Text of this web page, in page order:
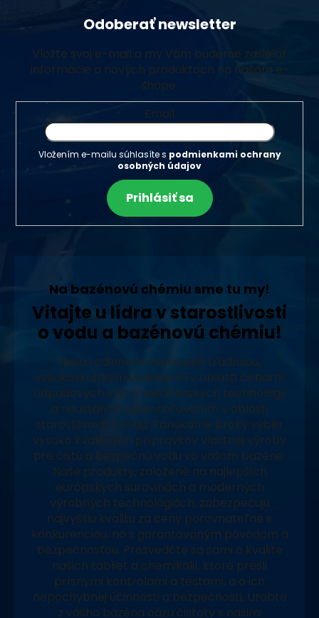
Odoberať newsletter
Vložte svoj e-mail a my Vám budeme zasielať
informácie o nových produktoch na našom e-
shope.
Email
Vložením e-mailu súhlasíte s podmienkami ochrany
osobných údajov
Prihlásiť sa
Na bazénovú chémiu sme tu my!
Vitajte u lídra v starostlivosti
o vodu a bazénovú chémiu!
Naša rodinná firma sa pýši tradíciou,
vysokoškolským vzdelaním v oblasti čistiarní
odpadových vôd a vodárenských technológií
a neustálym zdokonaľovaním v oblasti
starostlivosti o vodu. Ponúkame široký výber
vysoko kvalitných prípravkov vlastnej výroby
pre čistú a bezpečnú vodu vo vašom bazéne.
Naše produkty, založené na najlepších
európskych surovinách a moderných
výrobných technológiách, zabezpečujú
najvyššiu kvalitu za ceny porovnateľné s
konkurenciou, no s garantovaným pôvodom a
bezpečnosťou. Presvedčte sa sami o kvalite
našich tabliet a chemikálií, ktoré prešli
prísnymi kontrolami a testami, a o ich
nepochybnej účinnosti a bezpečnosti. Urobte
z vášho bazéna oázu čistoty s našimi